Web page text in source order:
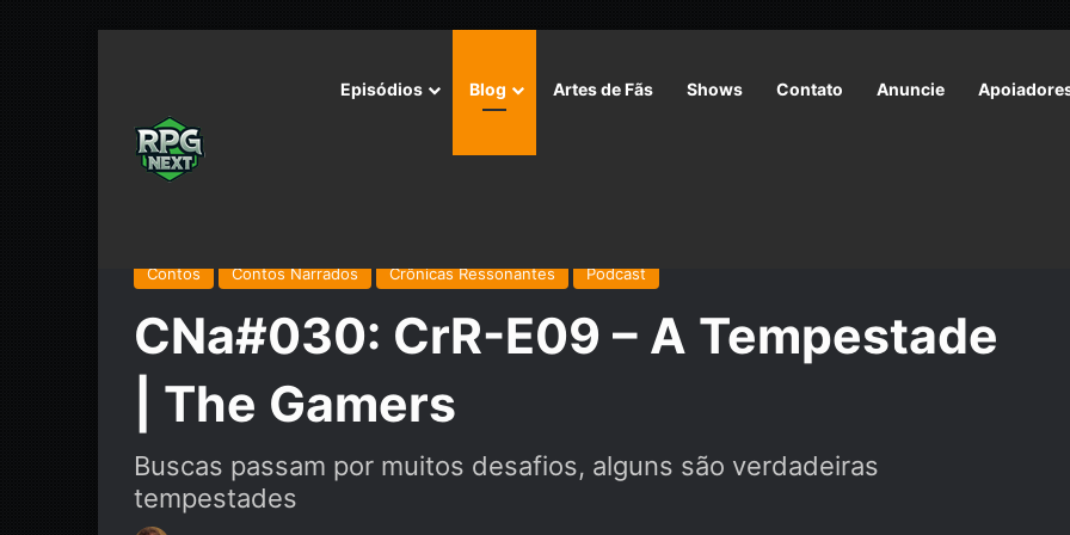
Episódios Blog Artes de Fãs Shows Contato Anuncie
Contos Contos Narrados Crônicas Ressonantes Podcast
CNa#030: CrR-E09 – A Tempestade
| The Gamers
Buscas passam por muitos desafios, alguns são verdadeiras
tempestades